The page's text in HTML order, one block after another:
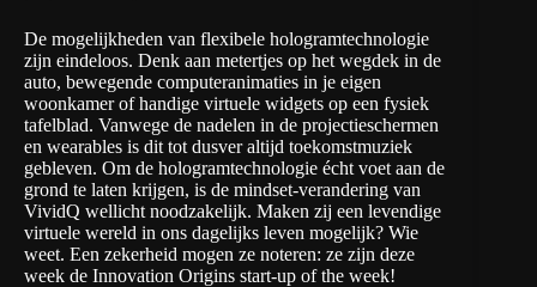
De mogelijkheden van flexibele hologramtechnologie
zijn eindeloos. Denk aan metertjes op het wegdek in de
auto, bewegende computeranimaties in je eigen
woonkamer of handige virtuele widgets op een fysiek
tafelblad. Vanwege de nadelen in de projectieschermen
en wearables is dit tot dusver altijd toekomstmuziek
gebleven. Om de hologramtechnologie écht voet aan de
grond te laten krijgen, is de mindset-verandering van
VividQ wellicht noodzakelijk. Maken zij een levendige
virtuele wereld in ons dagelijks leven mogelijk? Wie
weet. Een zekerheid mogen ze noteren: ze zijn deze
week de Innovation Origins start-up of the week!